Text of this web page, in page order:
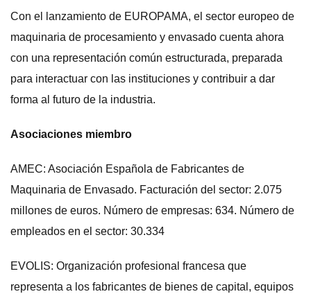
Con el lanzamiento de EUROPAMA, el sector europeo de
maquinaria de procesamiento y envasado cuenta ahora
con una representación común estructurada, preparada
para interactuar con las instituciones y contribuir a dar
forma al futuro de la industria.
Asociaciones miembro
AMEC: Asociación Española de Fabricantes de
Maquinaria de Envasado. Facturación del sector: 2.075
millones de euros. Número de empresas: 634. Número de
empleados en el sector: 30.334
EVOLIS: Organización profesional francesa que
representa a los fabricantes de bienes de capital, equipos